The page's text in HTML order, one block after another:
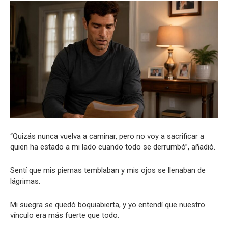
“Quizás nunca vuelva a caminar, pero no voy a sacrificar a
quien ha estado a mi lado cuando todo se derrumbó”, añadió.
Sentí que mis piernas temblaban y mis ojos se llenaban de
lágrimas.
Mi suegra se quedó boquiabierta, y yo entendí que nuestro
vínculo era más fuerte que todo.